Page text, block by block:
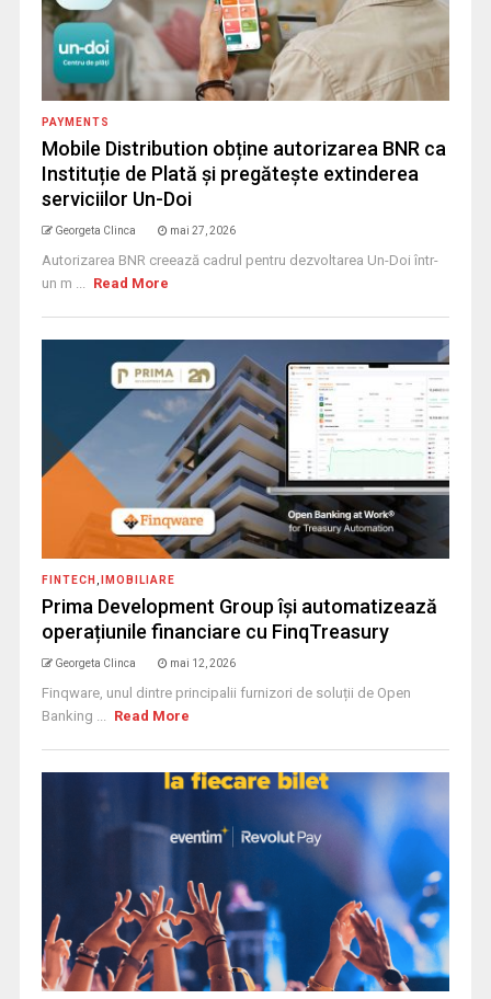
PAYMENTS
Mobile Distribution obține autorizarea BNR ca
Instituție de Plată și pregătește extinderea
serviciilor Un-Doi
Georgeta Clinca mai 27, 2026
Autorizarea BNR creează cadrul pentru dezvoltarea Un-Doi într-
un m ... Read More
FINTECH IMOBILIARE
Prima Development Group își automatizează
operațiunile financiare cu FinqTreasury
Georgeta Clinca mai 12, 2026
Finqware, unul dintre principalii furnizori de soluții de Open
Banking ... Read More